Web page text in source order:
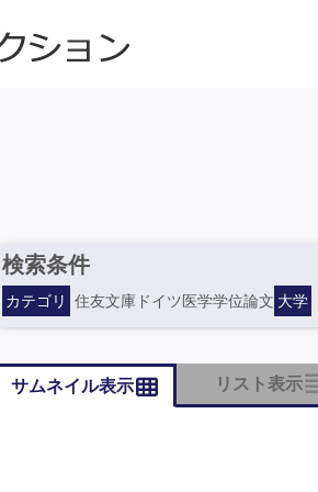
検索条件
カテゴリ 住友文庫ドイツ医学学位論文 大学
サムネイル表示 リスト表示